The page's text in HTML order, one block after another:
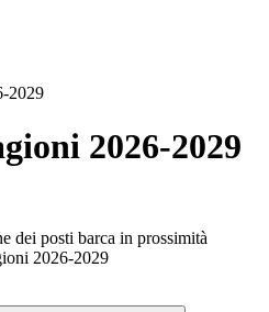
2029
2026-2029
dei posti barca in prossimità
2026-2029